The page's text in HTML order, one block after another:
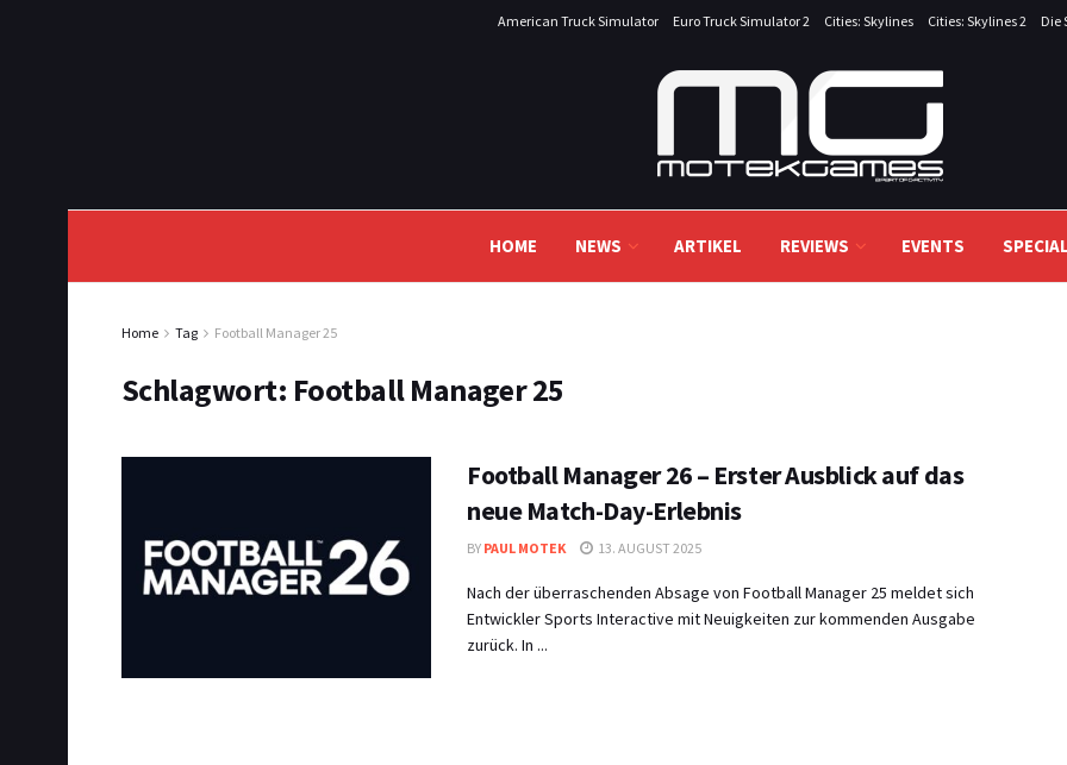
American Truck Simulator Euro Truck Simulator 2 Cities: Skylines Cities: Skylines 2 Die
HOME NEWS ARTIKEL REVIEWS EVENTS
Home Tag Football Manager 25
Schlagwort: Football Manager 25
Football Manager 26 – Erster Ausblick auf das
neue Match-Day-Erlebnis
BY PAUL MOTEK 13. AUGUST 2025
Nach der überraschenden Absage von Football Manager 25 meldet sich
Entwickler Sports Interactive mit Neuigkeiten zur kommenden Ausgabe
zurück. In ...